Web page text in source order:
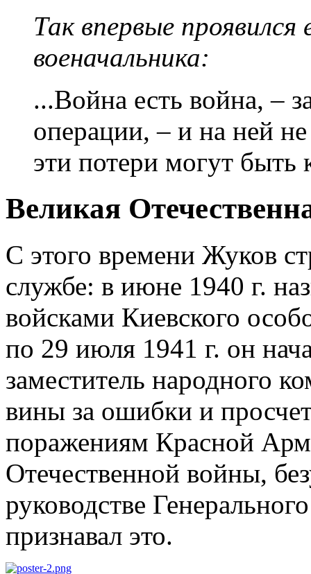
Так впервые проявился
военачальника:
...Война есть война, –
операции, – и на ней
эти потери могут
Великая
С этого времени Жуков
службе: в июне 1940 г.
войсками Киевского
по 29 июля 1941 г. он
заместитель народного
вины за ошибки и
поражениям Красной
Отечественной войны,
руководстве
признавал это.